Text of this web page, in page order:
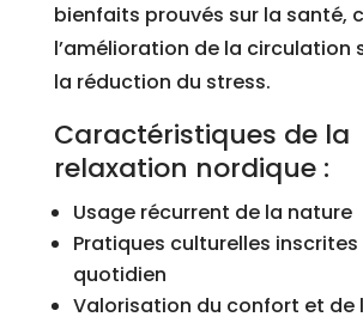
bienfaits prouvés sur la santé,
l’amélioration de la circulation
la réduction du stress.
Caractéristiques de la
relaxation nordique :
Usage récurrent de la nature
Pratiques culturelles
quotidien
Valorisation du confort et de